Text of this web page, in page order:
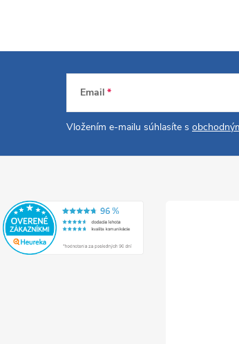
Email
Vložením e-mailu súhlasíte s